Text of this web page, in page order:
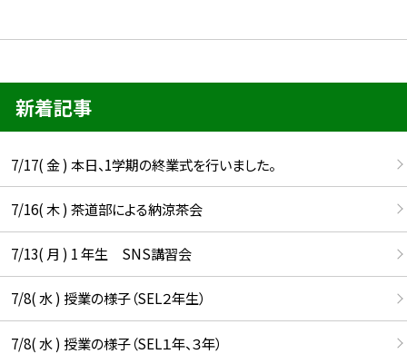
新着記事
7/17( 金 ) 本日、1学期の終業式を行いました。
7/16( 木 ) 茶道部による納涼茶会
7/13( 月 ) 1 年生 SNS講習会
7/8( 水 ) 授業の様子（SEL２年生）
7/8( 水 ) 授業の様子（SEL１年、３年）